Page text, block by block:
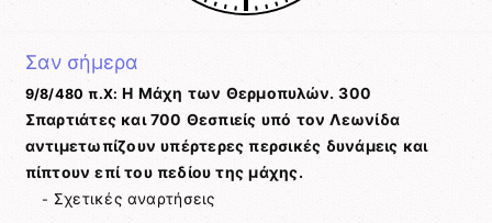
Σαν σήμερα
9/8/480 π.Χ:Η Μάχη των Θερμοπυλών. 300
Σπαρτιάτες και 700 Θεσπιείς υπό τον Λεωνίδα
αντιμετωπίζουν υπέρτερες περσικές δυνάμεις και
πίπτουν επί του πεδίου της μάχης.
- Σχετικές αναρτήσεις